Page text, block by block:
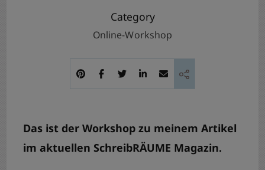
Category
Online-Workshop
Das ist der Workshop zu meinem Artikel
im aktuellen SchreibRÄUME Magazin.